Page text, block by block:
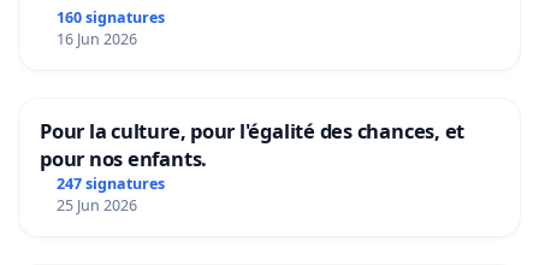
160 signatures
16 Jun 2026
Pour la culture, pour l'égalité des chances, et
pour nos enfants.
247 signatures
25 Jun 2026